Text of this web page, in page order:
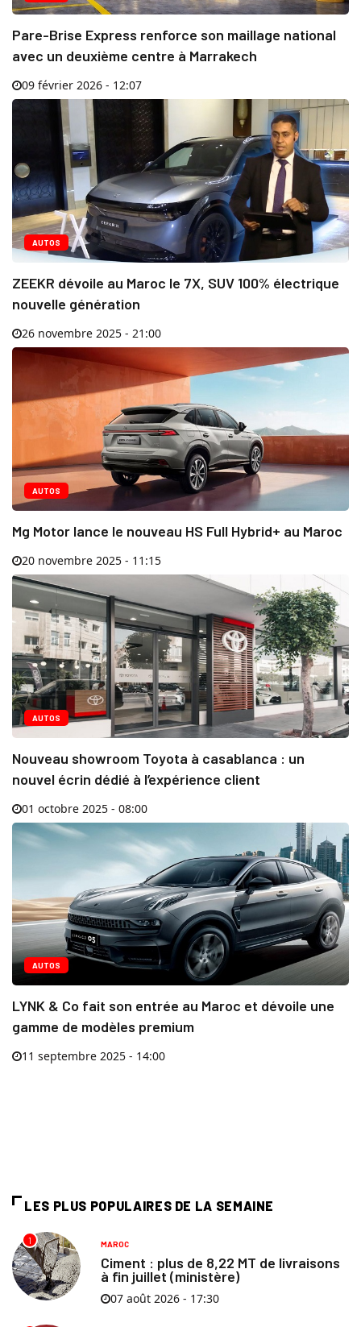
Pare-Brise Express renforce son maillage national
avec un deuxième centre à Marrakech
09 février 2026 - 12:07
AUTOS
ZEEKR dévoile au Maroc le 7X, SUV 100% électrique
nouvelle génération
26 novembre 2025 - 21:00
AUTOS
Mg Motor lance le nouveau HS Full Hybrid+ au Maroc
20 novembre 2025 - 11:15
AUTOS
Nouveau showroom Toyota à casablanca : un
nouvel écrin dédié à l’expérience client
01 octobre 2025 - 08:00
AUTOS
LYNK & Co fait son entrée au Maroc et dévoile une
gamme de modèles premium
11 septembre 2025 - 14:00
LES PLUS POPULAIRES DE LA SEMAINE
1 MAROC
Ciment : plus de 8,22 MT de livraisons
à fin juillet (ministère)
07 août 2026 - 17:30